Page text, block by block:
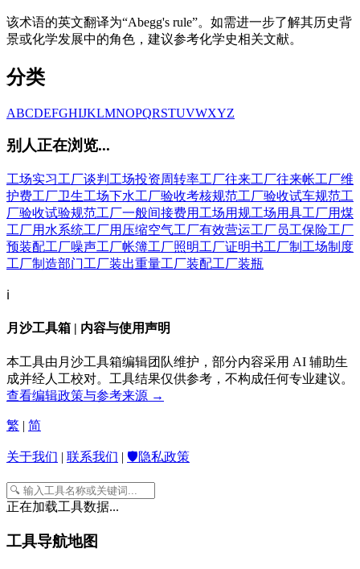
该术语的英文翻译为“Abegg's rule”。如需进一步了解其历史背
景或化学发展中的角色，建议参考化学史相关文献。
分类
ABCDEFGHIJKLMNOPQRSTUVWXYZ
别人正在浏览...
工场实习工厂谈判 工场投资周转率工厂往来工厂往来帐工厂维
护费工厂卫生工场下水工厂验收考核规范工厂验收试车规范工
厂验收试验规范工厂一般间接费用 工场用规工场用具工厂用煤
工厂用水系统工厂用压缩空气工厂有效营运工厂员工保险工厂
预装配工厂噪声工厂帐簿工厂照明工厂证明书工厂制 工场制度
工厂制造部门工厂装出重量工厂装配工厂装瓶
ℹ️
月沙工具箱 | 内容与使用声明
本工具由月沙工具箱编辑团队维护，部分内容采用 AI 辅助生
成并经人工校对。工具结果仅供参考，不构成任何专业建议。
查看编辑政策与参考来源 →
繁 简
关于我们 联系我们 🛡️隐私政策
正在加载工具数据...
工具导航地图